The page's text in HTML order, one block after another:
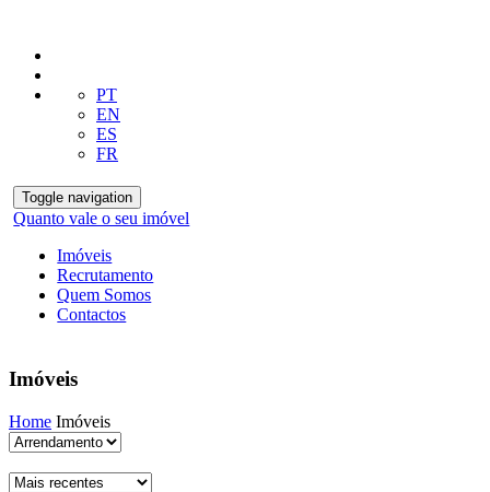
PT
EN
ES
FR
Toggle navigation
Quanto vale o seu imóvel
Imóveis
Recrutamento
Quem Somos
Contactos
Imóveis
Home Imóveis